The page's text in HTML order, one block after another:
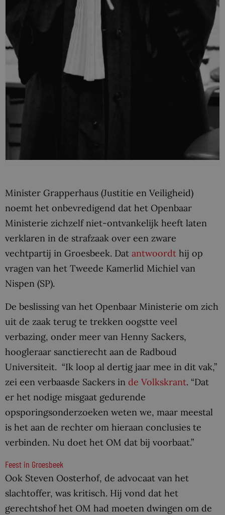
Minister Grapperhaus (Justitie en Veiligheid)
noemt het onbevredigend dat het Openbaar
Ministerie zichzelf niet-ontvankelijk heeft laten
verklaren in de strafzaak over een zware
vechtpartij in Groesbeek. Dat antwoordt hij op
vragen van het Tweede Kamerlid Michiel van
Nispen (SP).
De beslissing van het Openbaar Ministerie om zich
uit de zaak terug te trekken oogstte veel
verbazing, onder meer van Henny Sackers,
hoogleraar sanctierecht aan de Radboud
Universiteit. “Ik loop al dertig jaar mee in dit vak,”
zei een verbaasde Sackers in de Volkskrant. “Dat
er het nodige misgaat gedurende
opsporingsonderzoeken weten we, maar meestal
is het aan de rechter om hieraan conclusies te
verbinden. Nu doet het OM dat bij voorbaat.”
Feest in Groesbeek
Ook Steven Oosterhof, de advocaat van het
slachtoffer, was kritisch. Hij vond dat het
gerechtshof het OM had moeten dwingen om de